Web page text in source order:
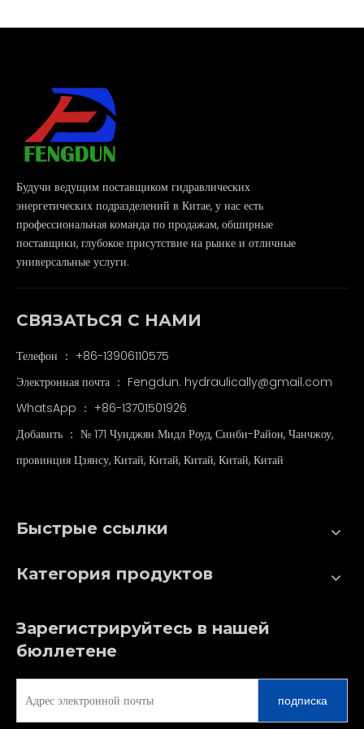
Будучи ведущим поставщиком гидравлических
энергетических подразделений в Китае, у нас есть
профессиональная команда по продажам, обширные
поставщики, глубокое присутствие на рынке и отличные
универсальные услуги.
СВЯЗАТЬСЯ С НАМИ
Телефон ： +86-13906110575
Электронная почта ： Fengdun. hydraulically@gmail.com
WhatsApp ： +86-13701501926
Добавить ： № 171 Чунджян Мидл Роуд, Синби-Район, Чанчжоу,
провинция Цзянсу, Китай, Китай, Китай, Китай, Китай
Быстрые ссылки
Категория продуктов
Зарегистрируйтесь в нашей
бюллетене
подписка